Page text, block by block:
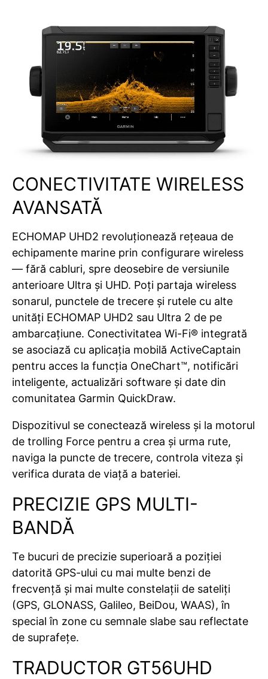
CONECTIVITATE WIRELESS
AVANSATĂ
ECHOMAP UHD2 revoluționează rețeaua de
echipamente marine prin configurare wireless
— fără cabluri, spre deosebire de versiunile
anterioare Ultra și UHD. Poți partaja wireless
sonarul, punctele de trecere și rutele cu alte
unități ECHOMAP UHD2 sau Ultra 2 de pe
ambarcațiune. Conectivitatea Wi-Fi® integrată
se asociază cu aplicația mobilă ActiveCaptain
pentru acces la funcția OneChart™, notificări
inteligente, actualizări software și date din
comunitatea Garmin QuickDraw.
Dispozitivul se conectează wireless și la motorul
de trolling Force pentru a crea și urma rute,
naviga la puncte de trecere, controla viteza și
verifica durata de viață a bateriei.
PRECIZIE GPS MULTI-
BANDĂ
Te bucuri de precizie superioară a poziției
datorită GPS-ului cu mai multe benzi de
frecvență și mai multe constelații de sateliți
(GPS, GLONASS, Galileo, BeiDou, WAAS), în
special în zone cu semnale slabe sau reflectate
de suprafețe.
TRADUCTOR GT56UHD